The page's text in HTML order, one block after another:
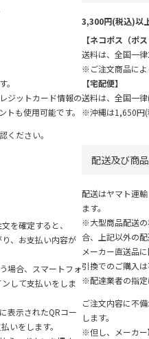
ジットカード情報の
トも使用可能です。
ください。
を確定すると、
、お支払い内容が
場合、スマートフォ
して支払いをしま
表示されたQRコー
いをします。
3,300円(税込)以
【ネコポス（ポ
送料は、全国一律
※ご注文商品によ
【宅配便】
送料は、全国一
※沖縄は1,650円(
配送及び商
配送はヤマト運
ます。
※大型商品配送の
合、上記以外の
メーカー直送品
引換でのご購入は
※配達業者の指定
ご注文内容に不
します。
※但し、メーカー